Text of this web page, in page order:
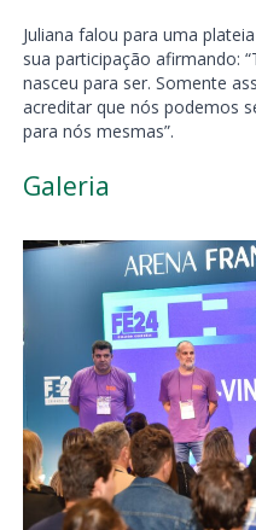
Juliana falou para uma
sua participação afirmando:
nasceu para ser. Somente
acreditar que nós podemos
para nós mesmas”.
Galeria